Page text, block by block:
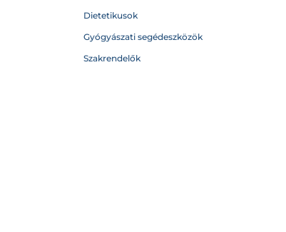
Dietetikusok
Gyógyászati segédeszközök
Szakrendelők